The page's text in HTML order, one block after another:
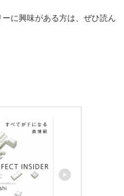
に興味がある方は、ぜひ読ん